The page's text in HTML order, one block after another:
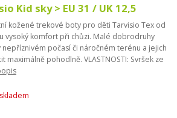
Kid sky > EU 31 / UK 12,5
kožené trekové boty pro děti Tarvisio Tex od
vysoký komfort při chůzi. Malé dobrodruhy
nepříznivém počasí či náročném terénu a jejich
maximálně pohodlně. VLASTNOSTI: Svršek ze